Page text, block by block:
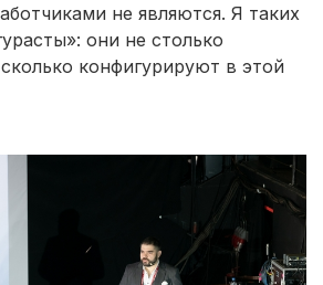
не являются. Я таких
они не столько
конфигурируют в этой